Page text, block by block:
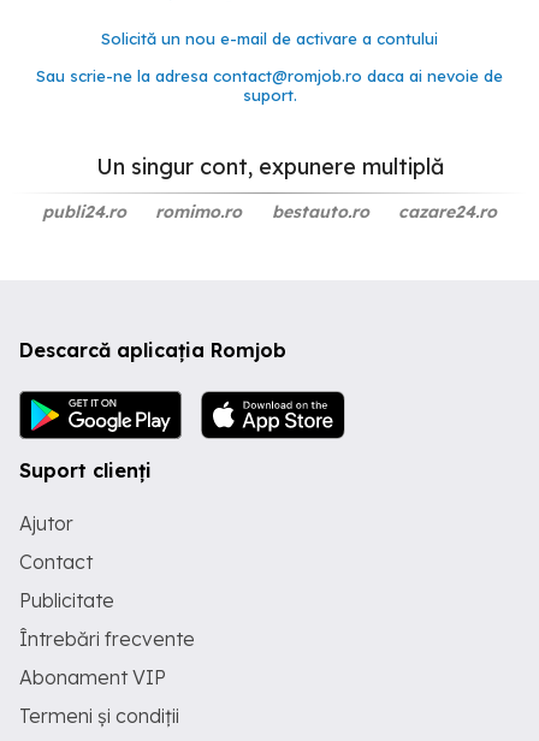
Solicită un nou e-mail de activare a contului
Sau scrie-ne la adresa contact@romjob.ro daca ai nevoie de
suport.
Un singur cont, expunere multiplă
publi24.ro romimo.ro bestauto.ro cazare24.ro
Descarcă aplicația Romjob
Suport clienți
Ajutor
Contact
Publicitate
Întrebări frecvente
Abonament VIP
Termeni și condiții